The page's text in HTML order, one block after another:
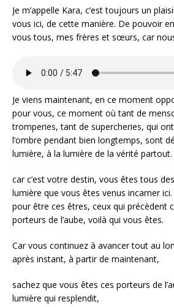
Je m’appelle Kara, c’est toujours un
vous ici, de cette manière. De pouvoir
vous tous, mes frères et sœurs, car
Je viens maintenant, en ce moment
pour vous, ce moment où tant de
tromperies, tant de supercheries, qui
l’ombre pendant bien longtemps, sont
lumière, à la lumière de la vérité
car c’est votre destin, vous êtes tous
lumière que vous êtes venus incarner
pour être ces êtres, ceux qui précèdent
porteurs de l’aube, voilà qui vous êtes.
Car vous continuez à avancer tout au
après instant, à partir de maintenant,
sachez que vous êtes ces porteurs de
lumière qui resplendit,